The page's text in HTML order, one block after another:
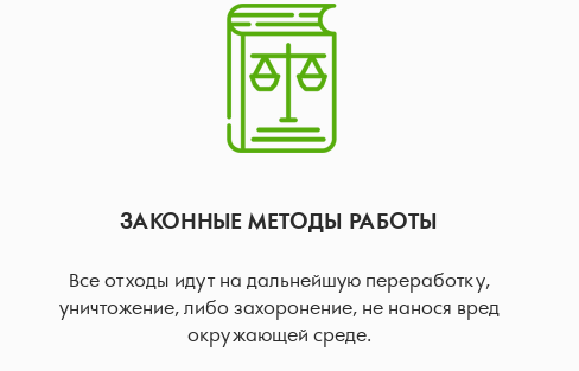
ЗАКОННЫЕ МЕТОДЫ РАБОТЫ
Все отходы идут на дальнейшую переработку,
уничтожение, либо захоронение, не нанося вред
окружающей среде.